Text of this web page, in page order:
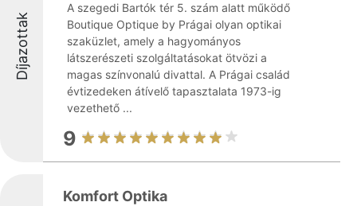
Díjazottak
A szegedi Bartók tér 5. szám alatt működő
Boutique Optique by Prágai olyan optikai
szaküzlet, amely a hagyományos
látszerészeti szolgáltatásokat ötvözi a
magas színvonalú divattal. A Prágai család
évtizedeken átívelő tapasztalata 1973-ig
vezethető ...
9
Komfort Optika